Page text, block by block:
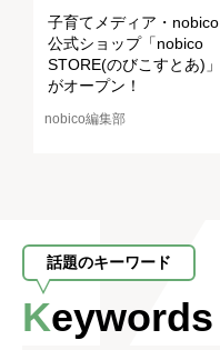
子育てメディア・nobico
公式ショップ「nobico
STORE(のびこすとあ)」
がオープン！
nobico編集部
話題のキーワード
Keywords